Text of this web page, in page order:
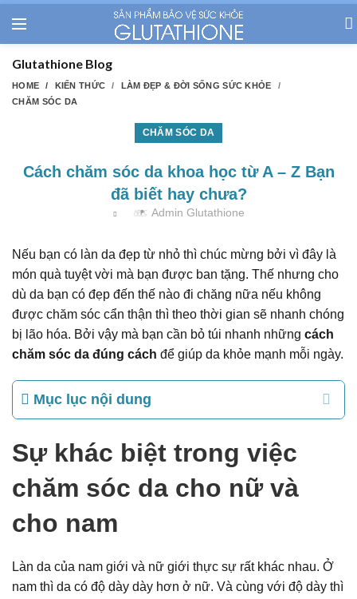
Glutathione Blog
HOME KIẾN THỨC
LÀM ĐẸP & ĐỜI SỐNG SỨC KHỎE
CHĂM SÓC DA
CHĂM SÓC DA
Cách chăm sóc da khoa học từ A – Z Bạn
đã biết hay chưa?
Admin Glutathione
Nếu bạn có làn da đẹp từ nhỏ thì chúc mừng bởi vì đây là
món quà tuyệt vời mà bạn được ban tặng. Thế nhưng cho
dù da bạn có đẹp đến thế nào đi chăng nữa nếu không
được chăm sóc cẩn thận thì theo thời gian sẽ nhanh chóng
bị lão hóa. Bởi vậy mà bạn cần bỏ túi nhanh những cách
chăm sóc da đúng cách để giúp da khỏe mạnh mỗi ngày.
Mục lục nội dung
Sự khác biệt trong việc
chăm sóc da cho nữ và
cho nam
Làn da của nam giới và nữ giới thực sự rất khác nhau. Ở
nam thì da có độ dày dày hơn ở nữ. Và cùng với độ dày thì